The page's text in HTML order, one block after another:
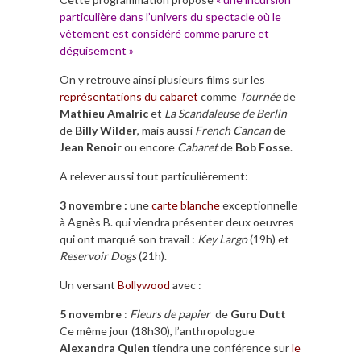
particulière dans l’univers du spectacle où le
vêtement est considéré comme parure et
déguisement »
On y retrouve ainsi plusieurs films sur les
représentations du cabaret comme Tournéede
Mathieu Amalricet La Scandaleuse de Berlin
de Billy Wilder, mais aussi French Cancande
Jean Renoirou encore Cabaretde Bob Fosse.
A relever aussi tout particulièrement:
3 novembre : unecarte blancheexceptionnelle
à Agnès B.qui viendra présenter deux oeuvres
qui ont marqué son travail : Key Largo(19h) et
Reservoir Dogs(21h).
Un versant Bollywood avec :
5 novembre : Fleurs de papierde Guru Dutt
Ce même jour (18h30), l’anthropologue
Alexandra Quien tiendra une conférence surle